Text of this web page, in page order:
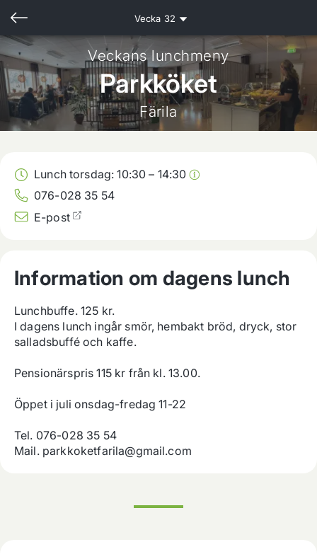
Vecka 32
Veckans lunchmeny
Parkköket
Färila
Lunch torsdag:10:30 – 14:30
076-028 35 54
E-post
Information om dagens lunch
Lunchbuffe. 125 kr.
I dagens lunch ingår smör, hembakt bröd, dryck, stor
salladsbuffé och kaffe.
Pensionärspris 115 kr från kl. 13.00.
Öppet i juli onsdag-fredag 11-22
Tel. 076-028 35 54
Mail. parkkoketfarila@gmail.com